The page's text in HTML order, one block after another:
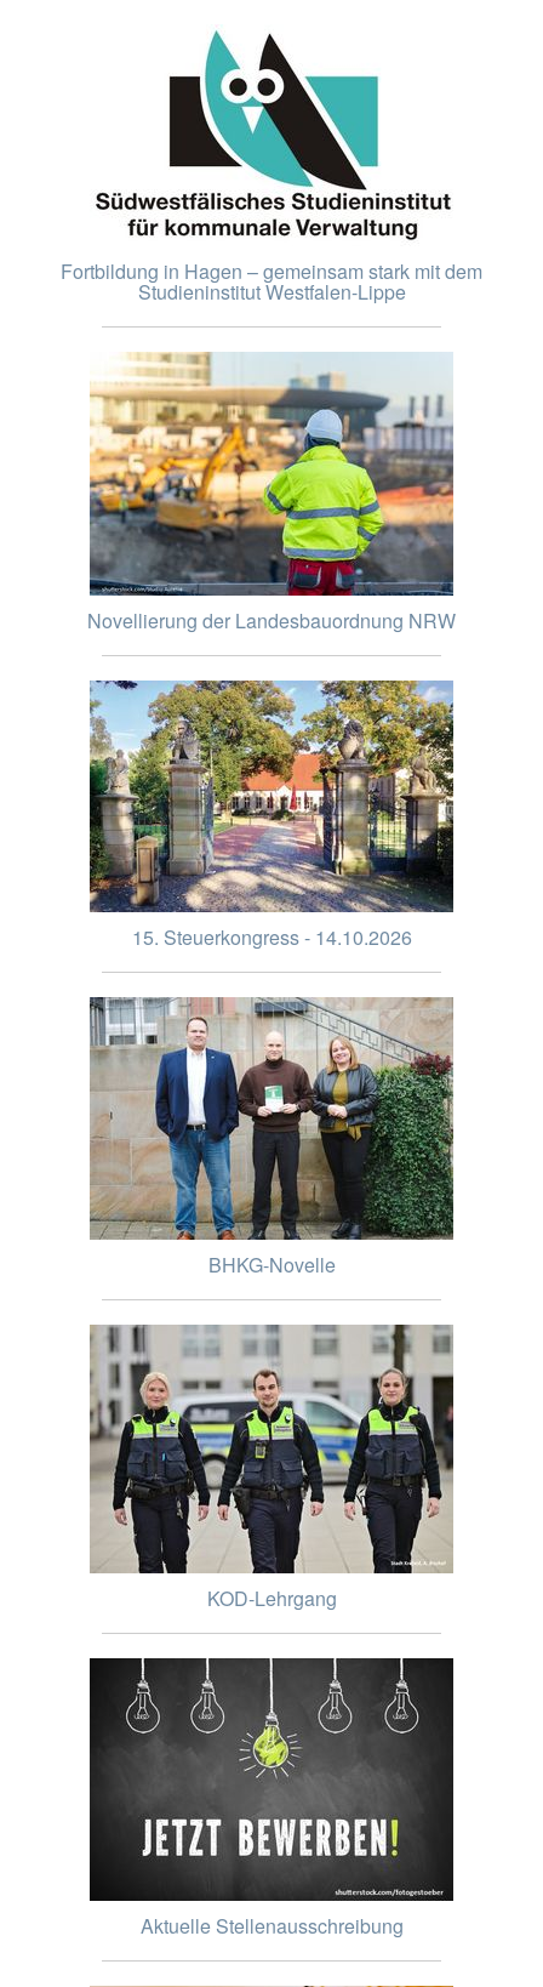
Fortbildung in Hagen – gemeinsam stark mit dem
Studieninstitut Westfalen-Lippe
Novellierung der Landesbauordnung NRW
15. Steuerkongress - 14.10.2026
BHKG-Novelle
KOD-Lehrgang
Aktuelle Stellenausschreibung